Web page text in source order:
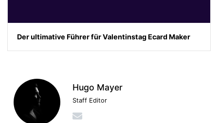
Der ultimative Führer für Valentinstag Ecard Maker
Hugo Mayer
Staff Editor